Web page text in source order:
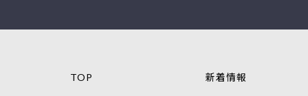
TOP 新着情報